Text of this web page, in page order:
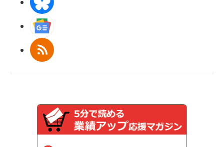
RSS